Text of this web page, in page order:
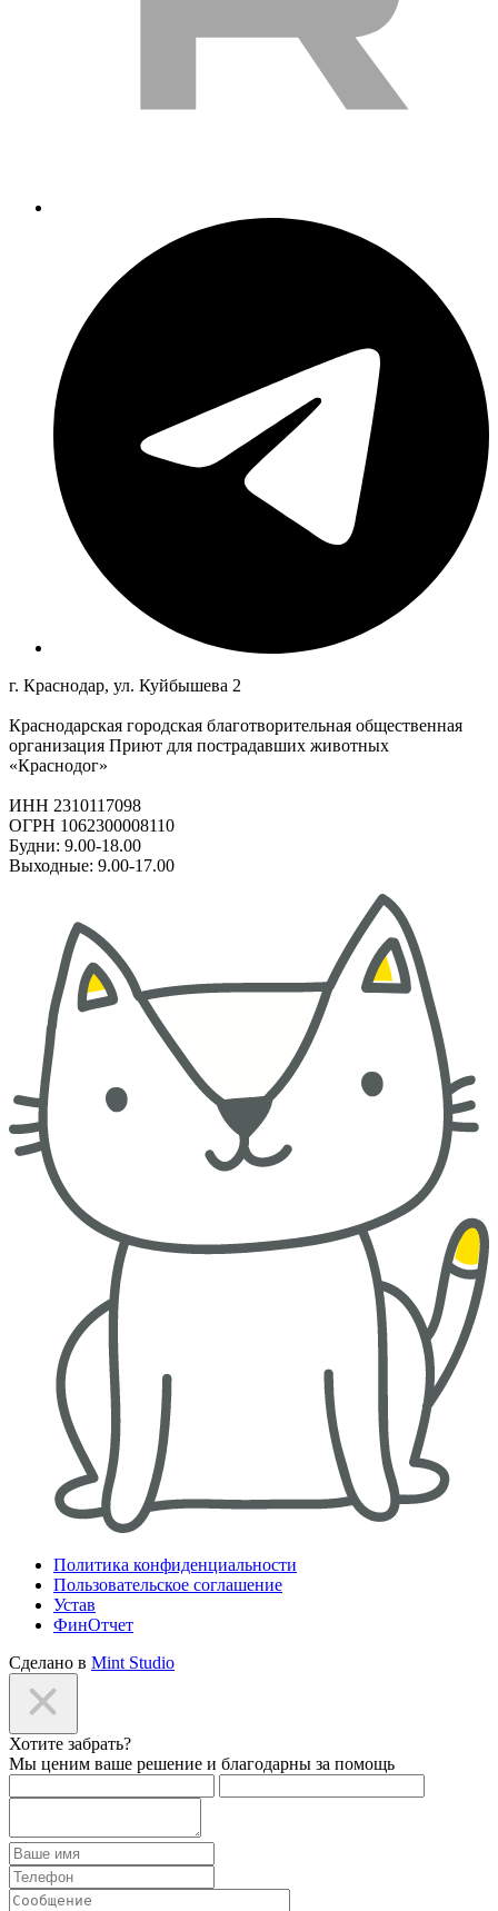
г. Краснодар, ул. Куйбышева 2
Краснодарская городская благотворительная общественная
организация Приют для пострадавших животных
«Краснодог»
ИНН 2310117098
ОГРН 1062300008110
Будни: 9.00-18.00
Выходные: 9.00-17.00
Политика конфиденциальности
Пользовательское соглашение
Устав
ФинОтчет
Сделано в Mint Studio
Хотите забрать?
Мы ценим ваше решение и благодарны за помощь